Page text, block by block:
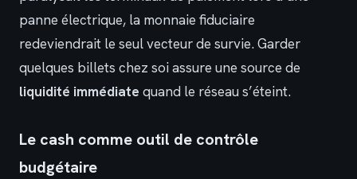
panne électrique, la monnaie fiduciaire
redeviendrait le seul vecteur de survie. Garder
quelques billets chez soi assure une source de
liquidité immédiate quand le réseau s’éteint.
Le cash comme outil de contrôle
budgétaire